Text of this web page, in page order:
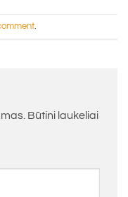
Būtini laukeliai